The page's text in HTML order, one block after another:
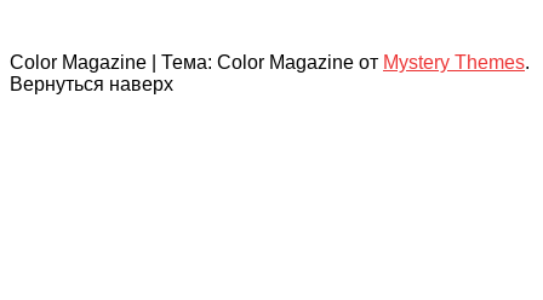
Color Magazine Тема: Color Magazine от Mystery Themes.
Вернуться наверх